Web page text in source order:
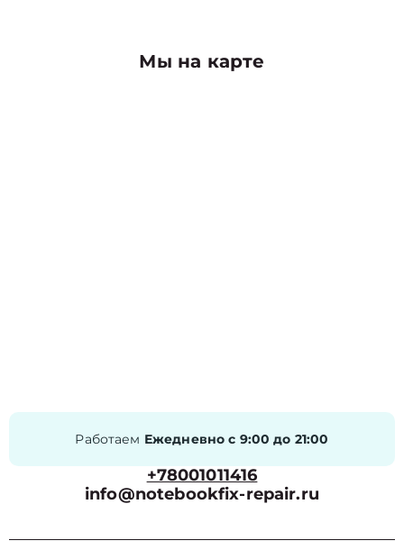
Мы на карте
Работаем Ежедневно с 9:00 до 21:00
+78001011416
info@notebookfix-repair.ru